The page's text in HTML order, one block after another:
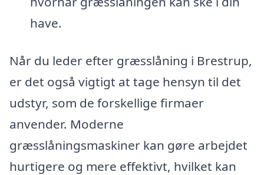
have.
Når du leder efter græsslåning i Brestrup,
er det også vigtigt at tage hensyn til det
udstyr, som de forskellige firmaer
anvender. Moderne
græsslåningsmaskiner kan gøre arbejdet
hurtigere og mere effektivt, hvilket kan